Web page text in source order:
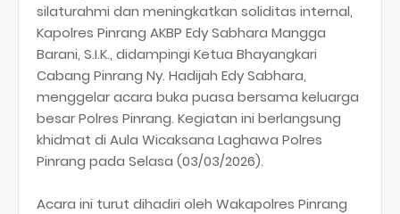
silaturahmi dan meningkatkan soliditas internal,
Kapolres Pinrang AKBP Edy Sabhara Mangga
Barani, S.I.K., didampingi Ketua Bhayangkari
Cabang Pinrang Ny. Hadijah Edy Sabhara,
menggelar acara buka puasa bersama keluarga
besar Polres Pinrang. Kegiatan ini berlangsung
khidmat di Aula Wicaksana Laghawa Polres
Pinrang pada Selasa (03/03/2026).
Acara ini turut dihadiri oleh Wakapolres Pinrang